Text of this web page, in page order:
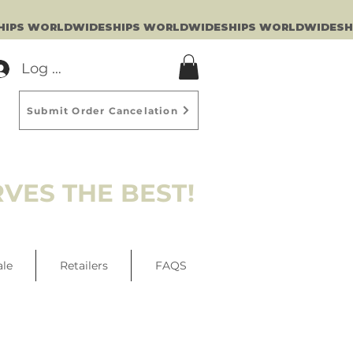
Log In
THE BEST!
Submit Order Cancelation
Retailers FAQS